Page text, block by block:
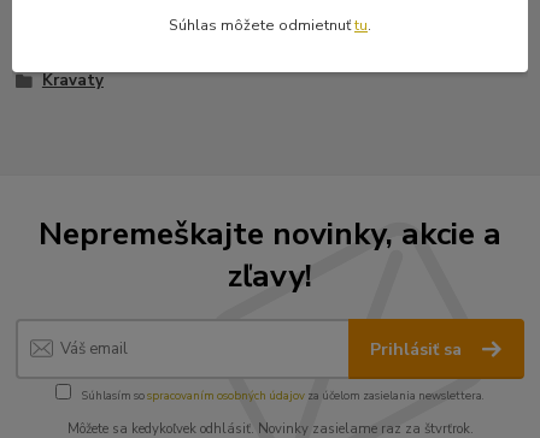
Tovar zaradený v kategóriách
Kravaty
Nepremeškajte novinky, akcie a
zľavy!
Prihlásiť sa
Súhlasím sospracovaním osobných údajov za účelom zasielania newslettera.
Môžete sa kedykoľvek odhlásiť. Novinky zasielame raz za štvrťrok.
Súhlas môžete odmietnuťtu.